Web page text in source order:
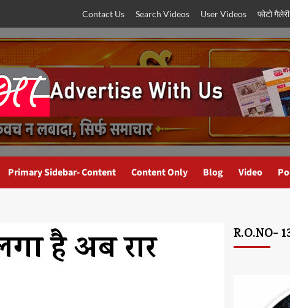
Contact Us Search Videos User Videos फोटो गैलेरी
Primary Sidebar- Content Content Only Blog Video
है अब रार R.O.NO-